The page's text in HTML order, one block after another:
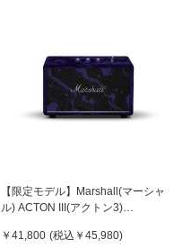
【限定モデル】Marshall(マーシャ
ル) ACTON III(アクトン3)
年アニバーサリーエディション ス
￥41,800 (税込 ￥45,980)